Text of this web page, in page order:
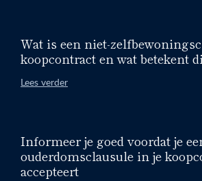
Wat is een niet-
koopcontract en wat betekent
Lees verder
Informeer je goed voordat je
ouderdomsclausule in je
accepteert